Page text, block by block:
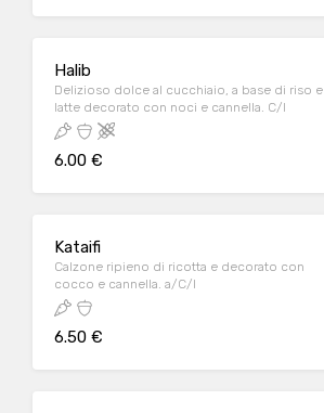
Halib
Delizioso dolce al cucchiaio, a base di riso e
latte decorato con noci e cannella. C/I
6.00 €
Kataifi
Calzone ripieno di ricotta e decorato con
cocco e cannella. a/C/I
6.50 €